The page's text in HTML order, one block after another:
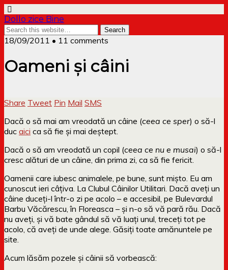
Dollo zice Bine
18/09/2011 • 11 comments
Oameni și câini
Share Tweet Pin Mail SMS
Dacă o să mai am vreodată un câine (ceea ce sper) o să-l
duc aici ca să fie și mai deștept.
Dacă o să am vreodată un copil (ceea ce nu e musai) o să-l
cresc alături de un câine, din prima zi, ca să fie fericit.
Oamenii care iubesc animalele, pe bune, sunt mișto. Eu am
cunoscut ieri câțiva. La Clubul Câinilor Utilitari. Dacă aveți un
câine duceți-l într-o zi pe acolo – e accesibil, pe Bulevardul
Barbu Văcărescu, în Floreasca – și n-o să vă pară rău. Dacă
nu aveți, și vă bate gândul să vă luați unul, treceți tot pe
acolo, că aveți de unde alege. Găsiți toate amănuntele pe
site.
Acum lăsăm pozele și câinii să vorbească: